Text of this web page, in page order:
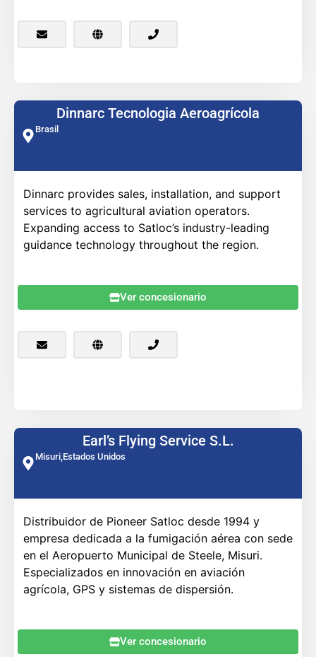
Dinnarc Tecnologia Aeroagrícola
Brasil
Dinnarc provides sales, installation, and support
services to agricultural aviation operators.
Expanding access to Satloc’s industry-leading
guidance technology throughout the region.
Ver concesionario
Earl’s Flying Service S.L.
Misuri, Estados Unidos
Distribuidor de Pioneer Satloc desde 1994 y
empresa dedicada a la fumigación aérea con sede
en el Aeropuerto Municipal de Steele, Misuri.
Especializados en innovación en aviación
agrícola, GPS y sistemas de dispersión.
Ver concesionario